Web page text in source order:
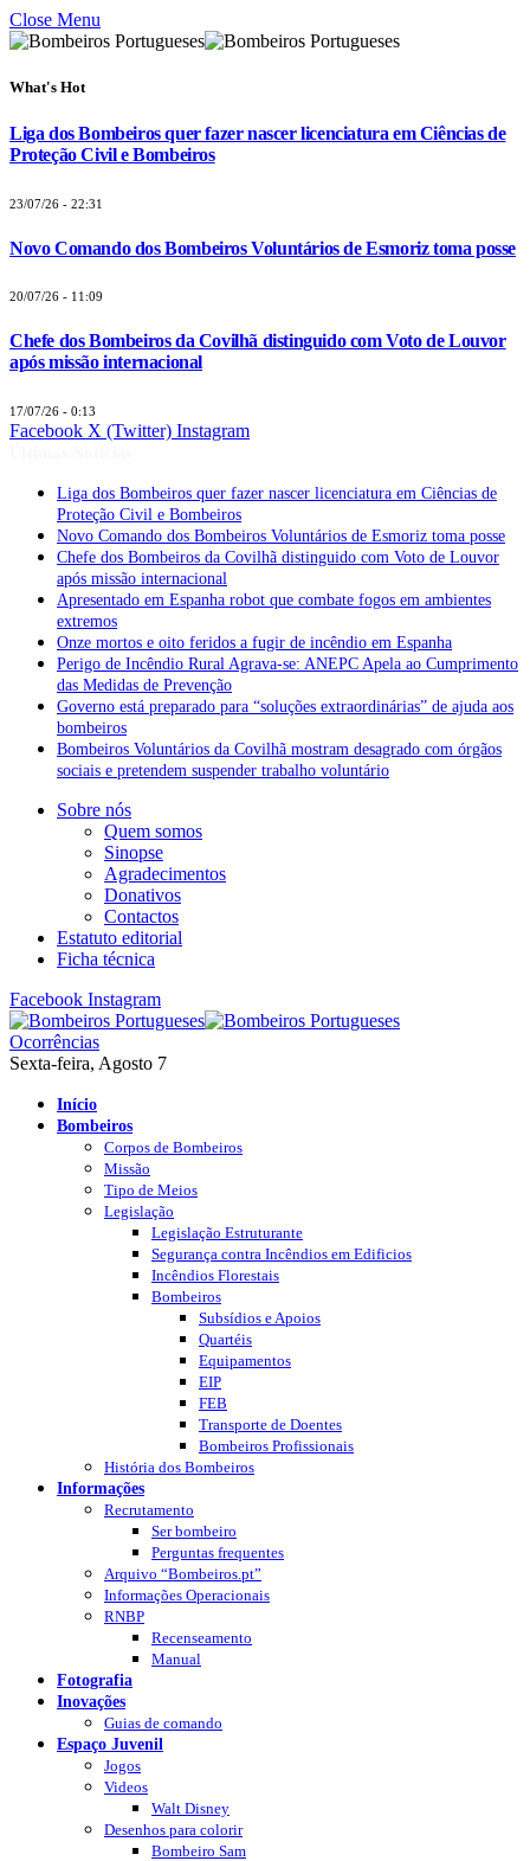
Close Menu
What's Hot
Liga dos Bombeiros quer fazer nascer licenciatura em Ciências de
Proteção Civil e Bombeiros
23/07/26 - 22:31
Novo Comando dos Bombeiros Voluntários de Esmoriz toma posse
20/07/26 - 11:09
Chefe dos Bombeiros da Covilhã distinguido com Voto de Louvor
após missão internacional
17/07/26 - 0:13
Facebook X (Twitter) Instagram
Liga dos Bombeiros quer fazer nascer licenciatura em Ciências de
Proteção Civil e Bombeiros
Novo Comando dos Bombeiros Voluntários de Esmoriz toma posse
Chefe dos Bombeiros da Covilhã distinguido com Voto de Louvor
após missão internacional
Apresentado em Espanha robot que combate fogos em ambientes
extremos
Onze mortos e oito feridos a fugir de incêndio em Espanha
Perigo de Incêndio Rural Agrava-se: ANEPC Apela ao Cumprimento
das Medidas de Prevenção
Governo está preparado para “soluções extraordinárias” de ajuda aos
bombeiros
Bombeiros Voluntários da Covilhã mostram desagrado com órgãos
sociais e pretendem suspender trabalho voluntário
Sobre nós
Quem somos
Sinopse
Agradecimentos
Donativos
Contactos
Estatuto editorial
Ficha técnica
Facebook Instagram
Ocorrências
Sexta-feira, Agosto 7
Início
Bombeiros
Corpos de Bombeiros
Missão
Tipo de Meios
Legislação
Legislação Estruturante
Segurança contra Incêndios em Edificios
Incêndios Florestais
Bombeiros
Subsídios e Apoios
Quartéis
Equipamentos
EIP
FEB
Transporte de Doentes
Bombeiros Profissionais
História dos Bombeiros
Informações
Recrutamento
Ser bombeiro
Perguntas frequentes
Arquivo “Bombeiros.pt”
Informações Operacionais
RNBP
Recenseamento
Manual
Fotografia
Inovações
Guias de comando
Espaço Juvenil
Jogos
Videos
Walt Disney
Desenhos para colorir
Bombeiro Sam